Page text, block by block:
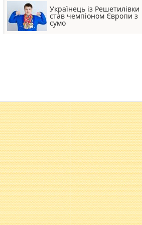
Українець із Решетилівки
став чемпіоном Європи з
сумо